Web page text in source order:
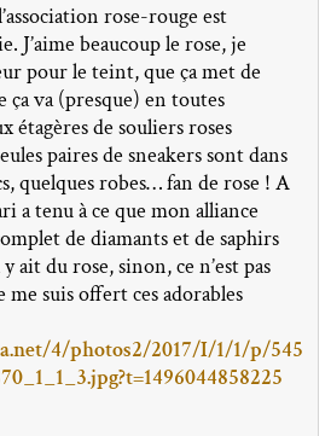
rose-rouge est
J’aime beaucoup le rose, je
pour le teint, que ça met de
va (presque) en toutes
étagères de souliers roses
paires de sneakers sont dans
quelques robes… fan de rose ! A
a tenu à ce que mon alliance
de diamants et de saphirs
ait du rose, sinon, ce n’est pas
suis offert ces adorables
4/photos2/2017/I/1/1/p/545